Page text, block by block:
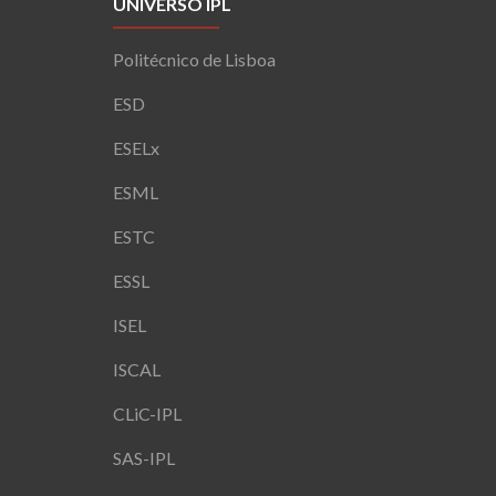
Politécnico de Lisboa
ESD
ESELx
ESML
ESTC
ESSL
ISEL
ISCAL
CLiC-IPL
SAS-IPL